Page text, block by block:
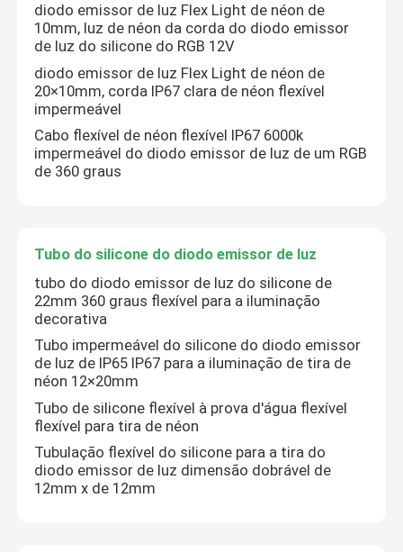
diodo emissor de luz Flex Light de néon de
10mm, luz de néon da corda do diodo emissor
de luz do silicone do RGB 12V
diodo emissor de luz Flex Light de néon de
20×10mm, corda IP67 clara de néon flexível
impermeável
Cabo flexível de néon flexível IP67 6000k
impermeável do diodo emissor de luz de um RGB
de 360 graus
Tubo do silicone do diodo emissor de luz
tubo do diodo emissor de luz do silicone de
22mm 360 graus flexível para a iluminação
decorativa
Tubo impermeável do silicone do diodo emissor
de luz de IP65 IP67 para a iluminação de tira de
néon 12×20mm
Tubo de silicone flexível à prova d'água flexível
flexível para tira de néon
Tubulação flexível do silicone para a tira do
diodo emissor de luz dimensão dobrável de
12mm x de 12mm